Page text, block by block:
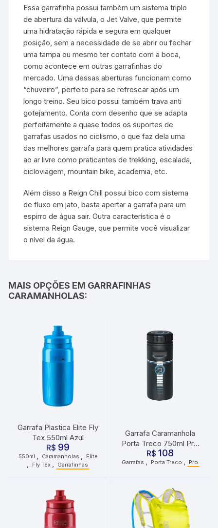
Essa garrafinha possui também um sistema triplo
de abertura da válvula, o Jet Valve, que permite
uma hidratação rápida e segura em qualquer
posição, sem a necessidade de se abrir ou fechar
uma tampa ou mesmo ter contato com a boca,
como acontece em outras garrafinhas do
mercado. Uma dessas aberturas funcionam como
“chuveiro”, perfeito para se refrescar após um
longo treino. Seu bico possui também trava anti
gotejamento. Conta com desenho que se adapta
perfeitamente a quase todos os suportes de
garrafas usados no ciclismo, o que faz dela uma
das melhores garrafa para quem pratica atividades
ao ar livre como praticantes de trekking, escalada,
cicloviagem, mountain bike, academia, etc.
Além disso a Reign Chill possui bico com sistema
de fluxo em jato, basta apertar a garrafa para um
espirro de água sair. Outra característica é o
sistema Reign Gauge, que permite você visualizar
o nível da água.
MAIS OPÇÕES EM GARRAFINHAS
CARAMANHOLAS:
Garrafa Plastica Elite Fly
Tex 550ml Azul
R$ 99
550ml Caramanholas Elite
Fly Tex Garrafinhas
Garrafa Caramanhola
Porta Treco 750ml Pro
Preto
R$ 108
Garrafas , Porta Treco , Pro